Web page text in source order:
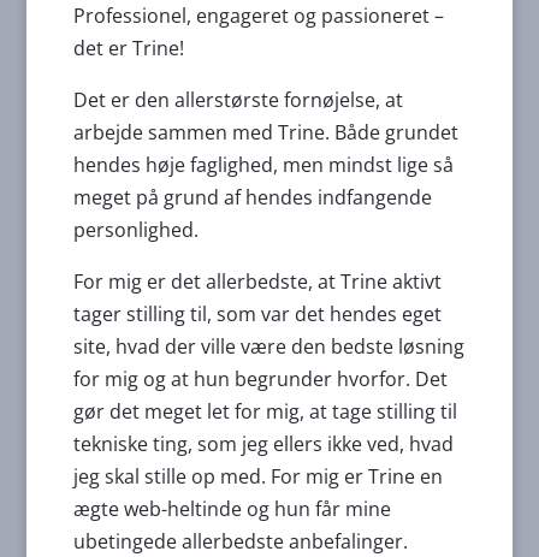
Professionel, engageret og passioneret –
det er Trine!
Det er den allerstørste fornøjelse, at
arbejde sammen med Trine. Både grundet
hendes høje faglighed, men mindst lige så
meget på grund af hendes indfangende
personlighed.
For mig er det allerbedste, at Trine aktivt
tager stilling til, som var det hendes eget
site, hvad der ville være den bedste løsning
for mig og at hun begrunder hvorfor. Det
gør det meget let for mig, at tage stilling til
tekniske ting, som jeg ellers ikke ved, hvad
jeg skal stille op med. For mig er Trine en
ægte web-heltinde og hun får mine
ubetingede allerbedste anbefalinger.